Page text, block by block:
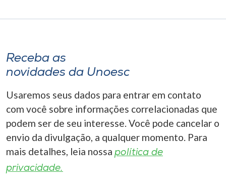
o idioma
A-
Receba as
novidades da Unoesc
Usaremos seus dados para entrar em contato
com você sobre informações correlacionadas que
podem ser de seu interesse. Você pode cancelar o
envio da divulgação, a qualquer momento. Para
mais detalhes, leia nossa política de
privacidade.